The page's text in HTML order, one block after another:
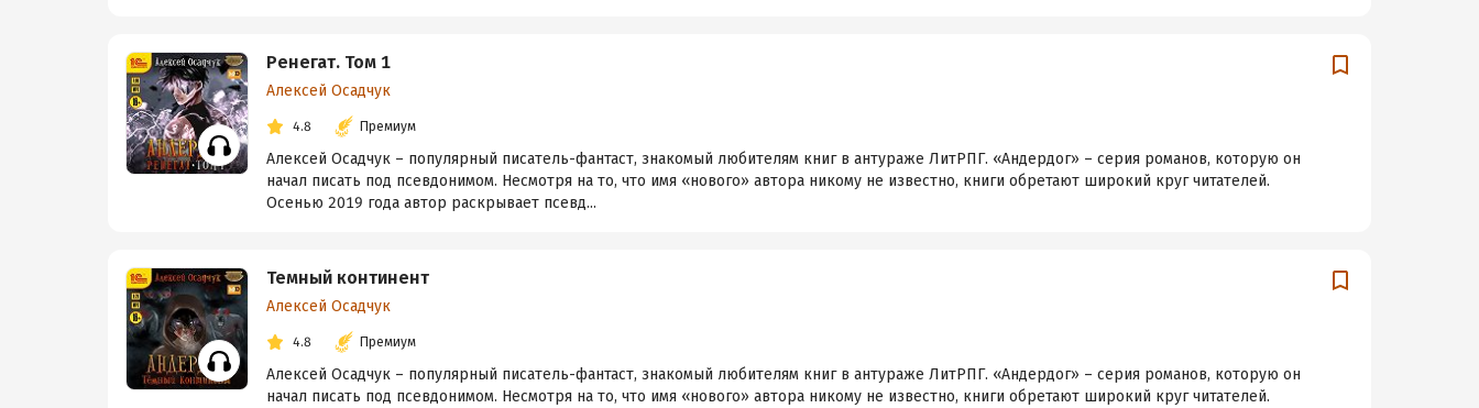
Ренегат. Том 1
Алексей Осадчук
4.8 Премиум
Алексей Осадчук – популярный писатель-фантаст, знакомый любителям книг в антураже ЛитРПГ. «Андердог» – серия романов, которую он
начал писать под псевдонимом. Несмотря на то, что имя «нового» автора никому не известно, книги обретают широкий круг читателей.
Осенью 2019 года автор раскрывает псевд...
Темный континент
Алексей Осадчук
4.8 Премиум
Алексей Осадчук – популярный писатель-фантаст, знакомый любителям книг в антураже ЛитРПГ. «Андердог» – серия романов, которую он
начал писать под псевдонимом. Несмотря на то, что имя «нового» автора никому не известно, книги обретают широкий круг читателей.